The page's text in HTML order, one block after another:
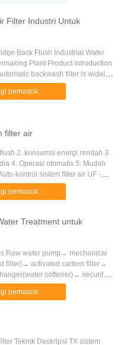
Filter Industri Untuk
Back Flush Industrial Water
Plant Product introduction
backwash filter is widely
of water supply systems, process
pemasok
filter air
2. konsumsi energi rendah 3.
4. Operasi otomatis 5. Mudah
kontrol sistem filter air UF -
sistem kontrol membuat
pemasok
Treatment untuk
Raw water pump→ mechanical
filter)→ activated carbon filter→
softener)→ security
pump →Reverse osmosis→
(UV ....
pemasok
Teknik Deskripsi TX sistem